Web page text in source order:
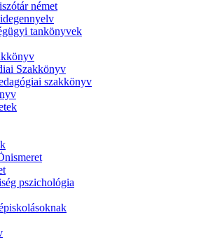
német
tankönyvek
Szakkönyv
szakkönyv
pszichológia